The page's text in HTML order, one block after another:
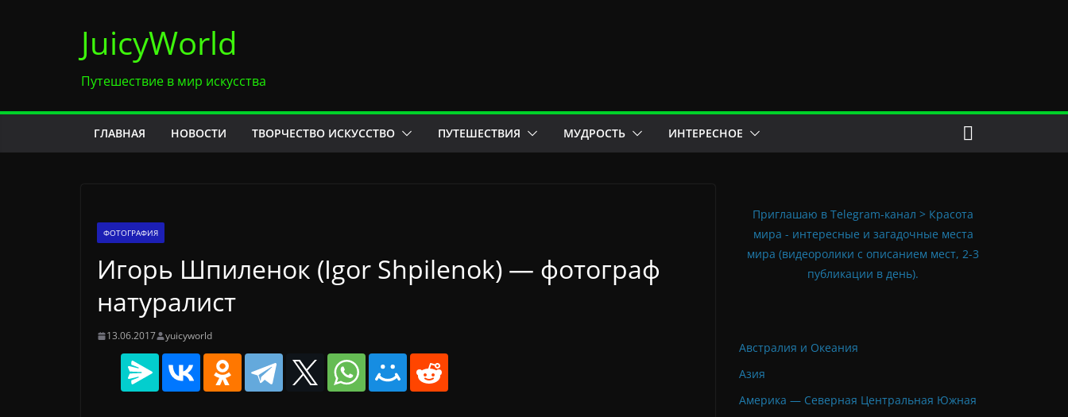
содержимомуJuicyWorld
Путешествие в мир искусства
ГЛАВНАЯ НОВОСТИ ТВОРЧЕСТВО ИСКУССТВО ПУТЕШЕСТВИЯ МУДРОСТЬ ИНТЕРЕСНОЕ
ФОТОГРАФИЯ
Игорь Шпиленок (Igor Shpilenok) — фотограф
натуралист
13.06.2017 yuicyworld
Приглашаю в Telegram-канал > Красота
мира - интересные и загадочные места
мира (видеоролики с описанием мест, 2-3
публикации в день).
Австралия и Океания
Азия
Америка — Северная Центральная Южная